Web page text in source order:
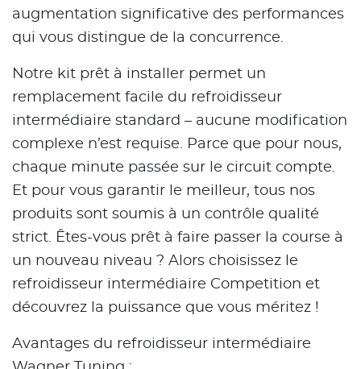
augmentation significative des performances
qui vous distingue de la concurrence.
Notre kit prêt à installer permet un
remplacement facile du refroidisseur
intermédiaire standard – aucune modification
complexe n’est requise. Parce que pour nous,
chaque minute passée sur le circuit compte.
Et pour vous garantir le meilleur, tous nos
produits sont soumis à un contrôle qualité
strict. Êtes-vous prêt à faire passer la course à
un nouveau niveau ? Alors choisissez le
refroidisseur intermédiaire Competition et
découvrez la puissance que vous méritez !
Avantages du refroidisseur intermédiaire